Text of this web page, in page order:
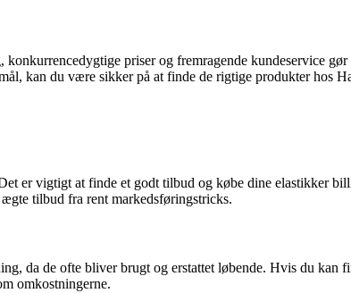
priser og fremragende kundeservice
kan du være sikker på at finde de rigtige produkter hos
er vigtigt at finde et godt tilbud og købe dine elastikker
tilbud fra rent markedsføringstricks.
da de ofte bliver brugt og erstattet løbende. Hvis du kan
omkostningerne.